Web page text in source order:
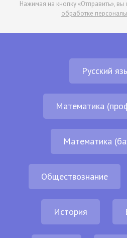
Нажимая на кнопку «Отправить», вы
обработке
Русский
Математика
Математика
Обществознание
История